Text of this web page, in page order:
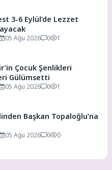
3-6 Eylül’de Lezzet
05 Ağu 2026 0 1
Çocuk Şenlikleri
Gülümsetti
05 Ağu 2026 0 1
Başkan Topaloğlu’na
05 Ağu 2026 0 0